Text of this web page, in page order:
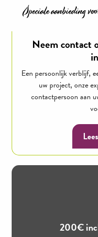
Speciale aanbieding
Neem contact
Een persoonlijk verblijf,
uw project, onze
contactpersoon aan
200€